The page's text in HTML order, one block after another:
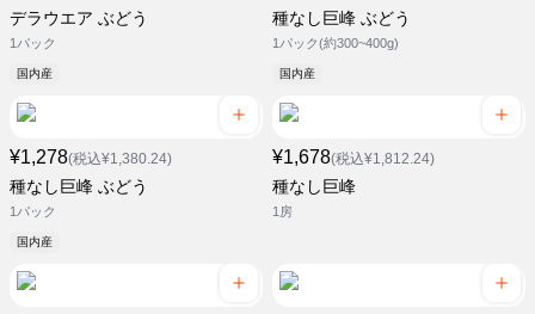
デラウエア ぶどう
1パック
国内産
種なし巨峰 ぶどう
1パック(約300~400g)
国内産
¥1,278(税込¥1,380.24)
種なし巨峰 ぶどう
1パック
国内産
¥1,678(税込¥1,812.24)
種なし巨峰
1房